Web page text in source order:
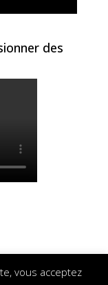
des
vous acceptez